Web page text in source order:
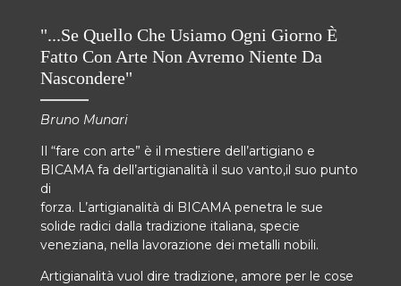
"...Se Quello Che Usiamo Ogni Giorno È
Fatto Con Arte Non Avremo Niente Da
Nascondere"
Bruno Munari
Il “fare con arte” è il mestiere dell’artigiano e
BICAMA fa dell’artigianalità il suo vanto,il suo punto
di
forza. L’artigianalità di BICAMA penetra le sue
solide radici dalla tradizione italiana, specie
veneziana, nella lavorazione dei metalli nobili.
Artigianalità vuol dire tradizione, amore per le cose